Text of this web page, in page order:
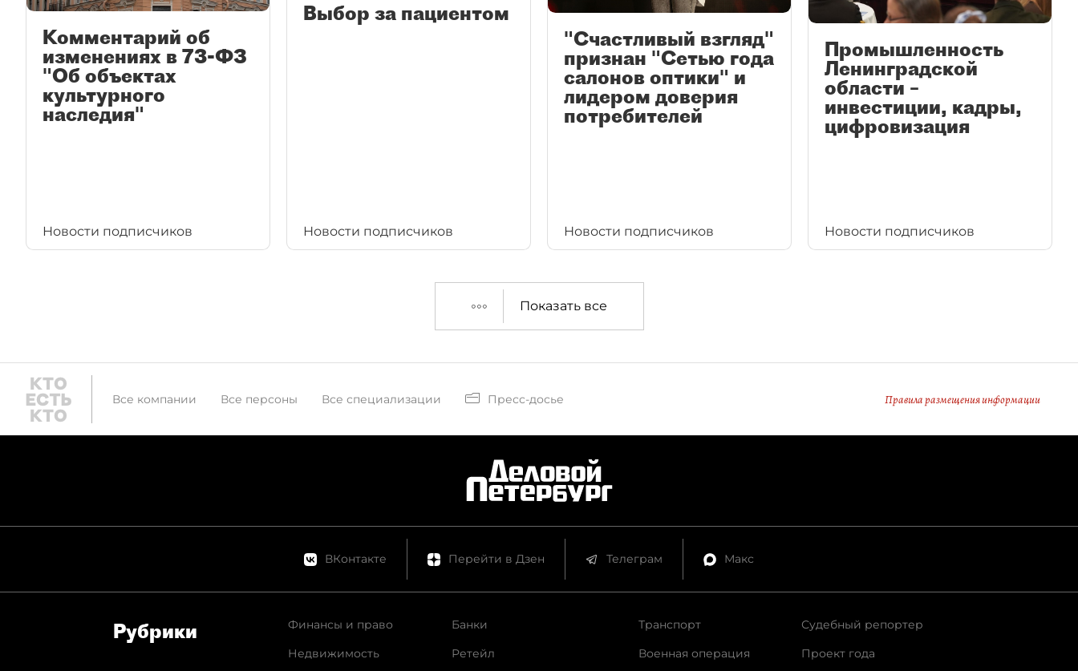
Комментарий об
изменениях в 73-ФЗ
"Об объектах
культурного
наследия"
Новости подписчиков
Выбор за пациентом
Новости подписчиков
"Счастливый взгляд"
признан "Сетью года
салонов оптики" и
лидером доверия
потребителей
Новости подписчиков
Промышленность
Ленинградской
области –
инвестиции, кадры,
цифровизация
Новости подписчиков
Показать все
Все компании Все персоны Все специализации Пресс-досье Правила размещения информации
ВКонтакте Перейти в Дзен Телеграм Макс
Рубрики
Финансы и право
Недвижимость
Банки
Ретейл
Транспорт
Военная операция
Судебный репортер
Проект года